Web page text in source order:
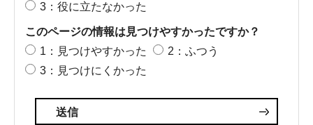
3：役に立たなかった
このページの情報は見つけやすかったですか？
1：見つけやすかった
2：ふつう
3：見つけにくかった